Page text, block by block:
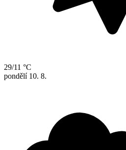
29/11 °C
pondělí 10. 8.